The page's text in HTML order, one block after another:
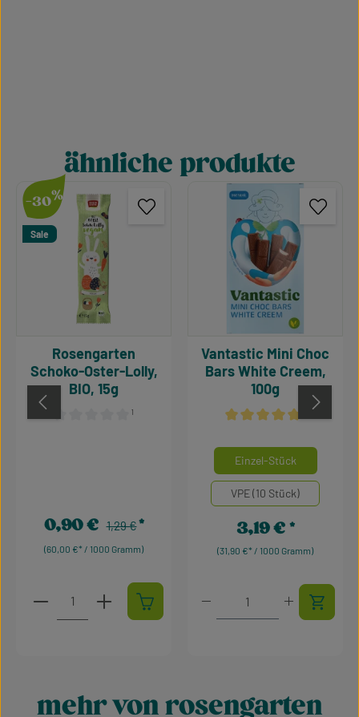
Produktgalerie überspringen
ähnliche produkte
-30%
Sale
¹
Rosengarten
Schoko-Oster-Lolly,
BIO, 15g
(60,00 €* / 1000 Gramm)
Verkaufspreis:
0,90 € Regulärer Preis:
1,29 €
Produkt Anzahl: Gib den gewünschten Wert ein
¹
Vantastic Mini Choc
Bars White Creem,
100g
Mengeneinheiten
Einzel-Stück
VPE (10 Stück)
(31,90 €* / 1000 Gramm)
Regulärer Preis:
3,19 €
Produkt Anzahl: Gib
Produktgalerie überspringen
mehr von rosengarten